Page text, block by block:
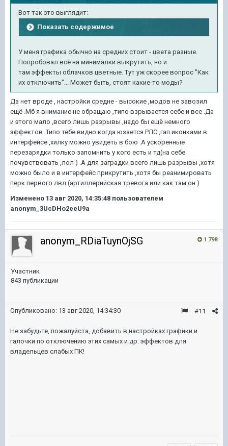
Вот так это выглядит:
Показать содержимое
У меня графика обычно на средних стоит - цвета разные.
Попробовал всё на минималки выкрутить, но и
там эффекты облачков цветные. Тут уж скорее вопрос "Как
их отключить"... Может быть, стоят какие-то моды?
Да нет вроде , настройки средне - высокие ,модов не завозил
ещё .Мб я внимание не обращаю ,типо взрывается себе и все .Да
и этого мало ,всего лишь разрывы ,надо бы ещё немного
эффектов .Типо тебе видно когда юзается РЛС ,гап иконками в
интерфейсе ,хилку можно увидеть в бою .А ускоренные
перезарядки только запомнить у кого есть и тд(на себе
почувствовать ,лол ) .А для заградки всего лишь разрывы ,хотя
можно было и в интерфейс прикрутить ,хотя бы реанимировать
перк первого лвл (артиллерийская тревога или как там он )
Изменено 13 авг 2020, 14:35:48 пользователем
anonym_3UcDHo2eeU9a
1 798
anonym_RDiaTuynOjSG
Участник
843 публикации
#11
Опубликовано: 13 авг 2020, 14:34:30
Не забудьте, пожалуйста, добавить в настройках графики и
галочки по отключению этих самых и др. эффектов для
владельцев слабых ПК!